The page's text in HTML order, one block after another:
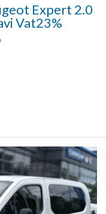
Expert 2.0
Vat23%